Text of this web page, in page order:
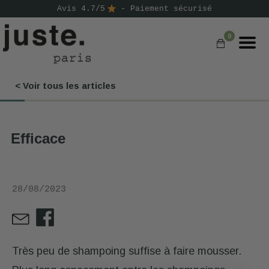
Avis 4.7/5 - Paiement sécurisé
0
< Voir tous les articles
Efficace
28/08/2023
Très peu de shampoing suffise à faire mousser.
COMMANDER
NOS GAMMES
D'ESSAI
⭐